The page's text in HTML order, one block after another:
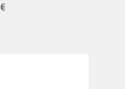
€